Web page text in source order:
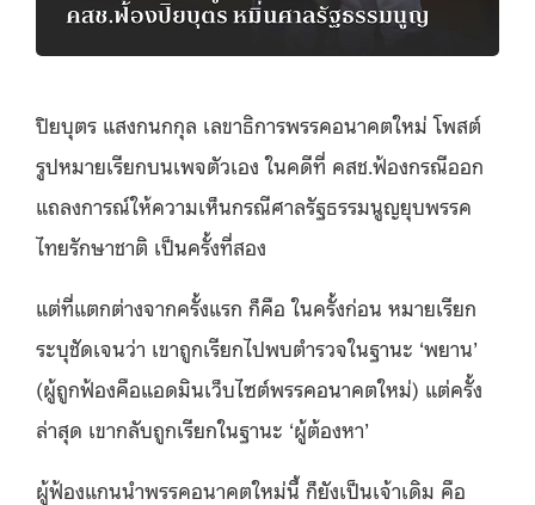
ปิยบุตร แสงกนกกุล เลขาธิการพรรคอนาคตใหม่ โพสต์
รูปหมายเรียกบนเพจตัวเอง ในคดีที่ คสช.ฟ้องกรณีออก
แถลงการณ์ให้ความเห็นกรณีศาลรัฐธรรมนูญยุบพรรค
ไทยรักษาชาติ เป็นครั้งที่สอง
แต่ที่แตกต่างจากครั้งแรก ก็คือ ในครั้งก่อน หมายเรียก
ระบุชัดเจนว่า เขาถูกเรียกไปพบตำรวจในฐานะ ‘พยาน’
(ผู้ถูกฟ้องคือแอดมินเว็บไซต์พรรคอนาคตใหม่) แต่ครั้ง
ล่าสุด เขากลับถูกเรียกในฐานะ ‘ผู้ต้องหา’
ผู้ฟ้องแกนนำพรรคอนาคตใหม่นี้ ก็ยังเป็นเจ้าเดิม คือ